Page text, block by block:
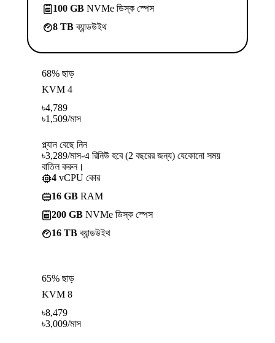
100 GB NVMe ডিস্ক স্পেস
8 TBব্যান্ডউইথ
68% ছাড়
KVM 4
৳4,789
৳1,509/মাস
প্ল্যান বেছে নিন
৳3,289/মাস-এ রিনিউ হবে (2 বছরের জন্য) যেকোনো সময়
বাতিল করুন।
4 vCPU কোর
16 GB RAM
200 GB NVMe ডিস্ক স্পেস
16 TBব্যান্ডউইথ
65% ছাড়
KVM 8
৳8,479
৳3,009/মাস